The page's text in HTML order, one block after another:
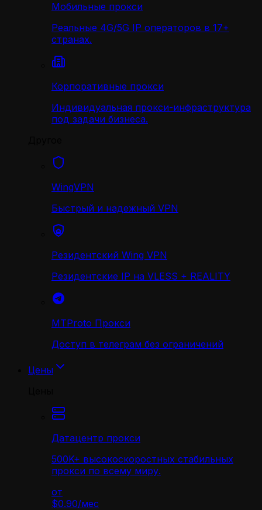
Мобильные прокси
Реальные 4G/5G IP операторов в 17+
странах.
Корпоративные прокси
Индивидуальная прокси-инфраструктура
под задачи бизнеса.
WingVPN
Быстрый и надежный VPN
Резидентский Wing VPN
Резидентские IP на VLESS + REALITY
MTProto Прокси
Доступ в телеграм без ограничений
Цены
Датацентр прокси
500K+ высокоскоростных стабильных
прокси по всему миру.
от
$0.90/мес